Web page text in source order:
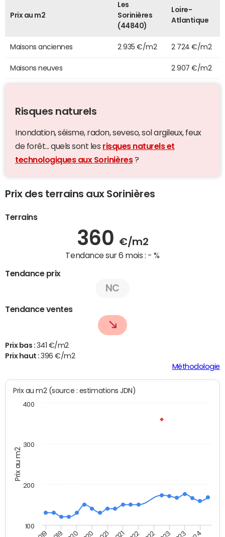
Prix au m2
Les
Sorinières
(44840)
Loire-
Atlantique
Maisons anciennes 2 935 €/m2 2 724 €/m2
Maisons neuves 2 907 €/m2
Risques naturels
Inondation, séisme, radon, seveso, sol argileux, feux
de forêt... quels sont les risques naturels et
technologiques aux Sorinières?
Prix des terrains aux Sorinières
Terrains
360 €/m2
Tendance sur 6 mois : - %
Tendance prix
NC
Tendance ventes
Prix bas : 341 €/m2
Prix haut :396 €/m2
Méthodologie
Prix au m2
Prix au m2 (source : estimations JDN)
100
200
300
400